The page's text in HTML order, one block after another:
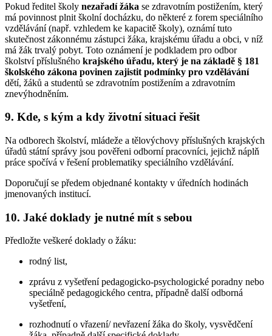
Pokud ředitel školy nezařadí žáka se zdravotním postižením, který
má povinnost plnit školní docházku, do některé z forem speciálního
vzdělávání (např. vzhledem ke kapacitě školy), oznámí tuto
skutečnost zákonnému zástupci žáka, krajskému úřadu a obci, v níž
má žák trvalý pobyt. Toto oznámení je podkladem pro odbor
školství příslušného krajského úřadu, který je na základě § 181
školského zákona povinen zajistit podmínky pro vzdělávání
dětí, žáků a studentů se zdravotním postižením a zdravotním
znevýhodněním.
9. Kde, s kým a kdy životní situaci řešit
Na odborech školství, mládeže a tělovýchovy příslušných krajských
úřadů státní správy jsou pověřeni odborní pracovníci, jejichž náplň
práce spočívá v řešení problematiky speciálního vzdělávání.
Doporučují se předem objednané kontakty v úředních hodinách
jmenovaných institucí.
10. Jaké doklady je nutné mít s sebou
Předložte veškeré doklady o žáku:
rodný list,
zprávu z vyšetření pedagogicko-psychologické poradny nebo
speciálně pedagogického centra, případně další odborná
vyšetření,
rozhodnutí o vřazení/ nevřazení žáka do školy, vysvědčení